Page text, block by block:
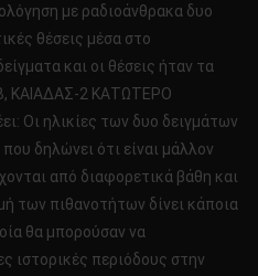
με ραδιοάνθρακα δυο
θέσεις μέσα στο
και οι θέσεις ήταν τα
ΚΑΙΑΔΑΣ-2 ΚΑΤΩΤΕΡΟ
Οι ηλικίες των δυο δειγμάτων
δηλώνει ότι είναι μάλλον
από διαφορετικά βάθη και
των πιθανοτήτων δίνει κάποια
θα μπορούσαν να
ιστορικές περιόδους στην